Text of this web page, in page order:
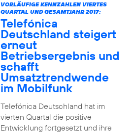
VORLÄUFIGE KENNZAHLEN VIERTES
QUARTAL UND GESAMTJAHR 2017:
Telefónica
Deutschland steigert
erneut
Betriebsergebnis und
schafft
Umsatztrendwende
im Mobilfunk
Telefónica Deutschland hat im
vierten Quartal die positive
Entwicklung fortgesetzt und ihre